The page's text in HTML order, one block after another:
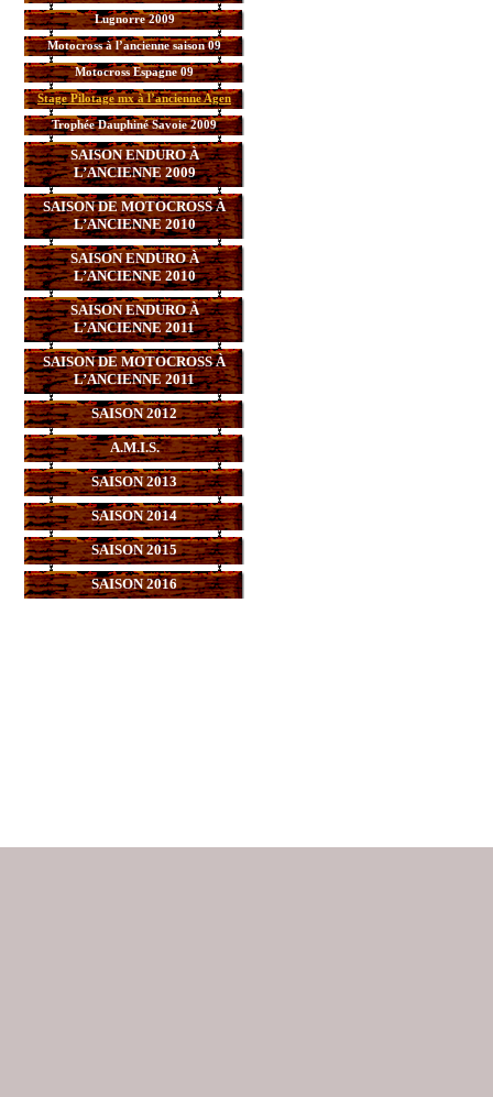
Lugnorre 2009
Motocross à l’ancienne saison 09
Motocross Espagne 09
Stage Pilotage mx à l’ancienne Agen
Trophée Dauphiné Savoie 2009
SAISON ENDURO À
L’ANCIENNE 2009
SAISON DE MOTOCROSS À
L’ANCIENNE 2010
SAISON ENDURO À
L’ANCIENNE 2010
SAISON ENDURO À
L’ANCIENNE 2011
SAISON DE MOTOCROSS À
L’ANCIENNE 2011
SAISON 2012
A.M.I.S.
SAISON 2013
SAISON 2014
SAISON 2015
SAISON 2016